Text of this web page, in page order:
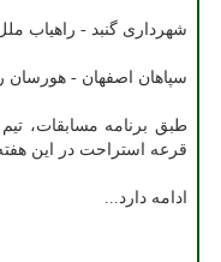
شهرداری گنبد - راهیاب
سپاهان اصفهان - هورسان
طبق برنامه مسابقات،
قرعه استراحت در این
ادامه دارد...